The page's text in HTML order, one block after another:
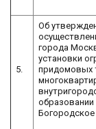
5.
Об
города
установки
придомовых
образовании